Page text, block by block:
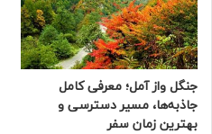
جنگل واز آمل؛ معرفی کامل
جاذبه‌ها، مسیر دسترسی و
بهترین زمان سفر